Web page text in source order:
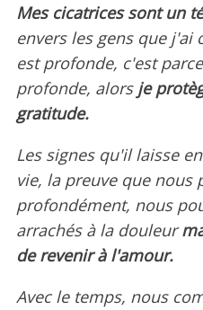
Mes cicatrices sont un
envers les gens que j'ai
est profonde, c'est
profonde, alors je
gratitude.
Les signes qu'il laisse
vie, la preuve que nous
profondément, nous
arrachés à la douleur
de revenir à l'amour.
Avec le temps, nous